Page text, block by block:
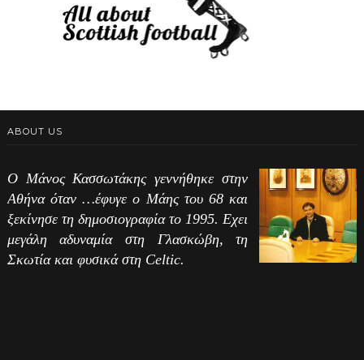
ABOUT US
Ο Μάνος Κασσωτάκης γεννήθηκε στην
Αθήνα όταν …έφυγε ο Μάης του 68 και
ξεκίνησε τη δημοσιογραφία το 1995. Εχει
μεγάλη αδυναμία στη Γλασκώβη, τη
Σκωτία και φυσικά στη Celtic.